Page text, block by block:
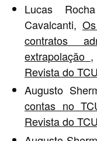
Lucas
Cavalcanti,
contratos
extrapolação ,
Revista do TCU
Augusto
contas no
Revista do